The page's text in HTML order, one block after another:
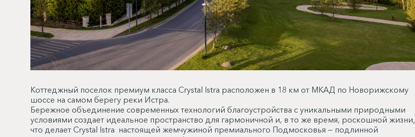
Коттеджный поселок премиум класса Crystal Istra расположен в 18 км от МКАД по Новорижскому
шоссе на самом берегу реки Истра.
Бережное объединение современных технологий благоустройства с уникальными природными
условиями создает идеальное пространство для гармоничной и, в то же время, роскошной жизни,
что делает Crystal Istra настоящей жемчужиной премиального Подмосковья — подлинной